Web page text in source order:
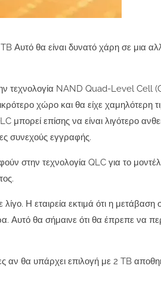
Αυτό θα είναι δυνατό χάρη σε μια
τεχνολογία NAND Quad-Level Cell
χώρο και θα είχε χαμηλότερη
επίσης να είναι λιγότερο
συνεχούς εγγραφής.
στην τεχνολογία QLC για το
Η εταιρεία εκτιμά ότι η μετάβαση
Αυτό θα σήμαινε ότι θα έπρεπε να
θα υπάρχει επιλογή με 2 TB